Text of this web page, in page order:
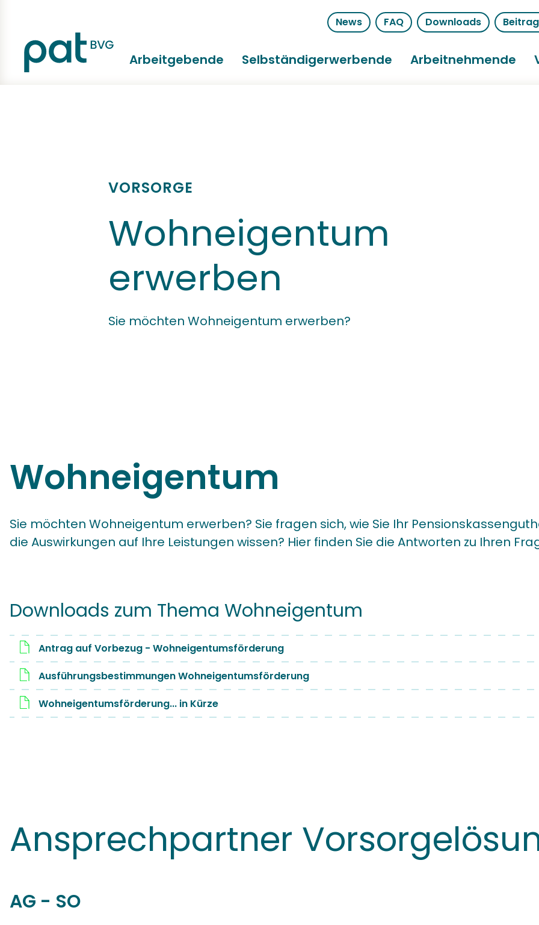
News FAQ Downloads
Arbeitgebende Selbständigerwerbende Arbeitnehmende
VORSORGE
Wohneigentum
erwerben
Sie möchten Wohneigentum erwerben?
Wohneigentum
Sie möchten Wohneigentum erwerben? Sie fragen sich, wie Sie Ihr
die Auswirkungen auf Ihre Leistungen wissen? Hier finden Sie die Antworten zu Ihren
Downloads zum Thema Wohneigentum
Antrag auf Vorbezug - Wohneigentumsförderung
Ausführungsbestimmungen Wohneigentumsförderung
Wohneigentumsförderung... in Kürze
Ansprechpartner
AG - SO